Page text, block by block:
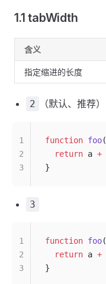
1.1 tabWidth
含义
指定缩进的长度
2 （默认、推荐）
function foo(
  return
a +
}
1
2
3
3
function foo(
  return
a +
}
1
2
3